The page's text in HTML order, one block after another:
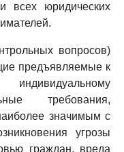
всех юридических
вопросов)
предъявляемые к
требования,
значимым с
угрозы
граждан, вреда